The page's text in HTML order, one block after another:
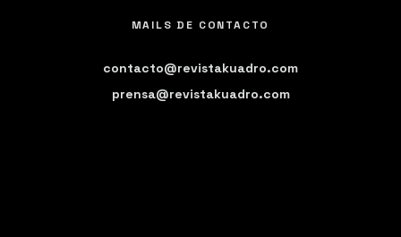
MAILS DE CONTACTO
contacto@revistakuadro.com
prensa@revistakuadro.com